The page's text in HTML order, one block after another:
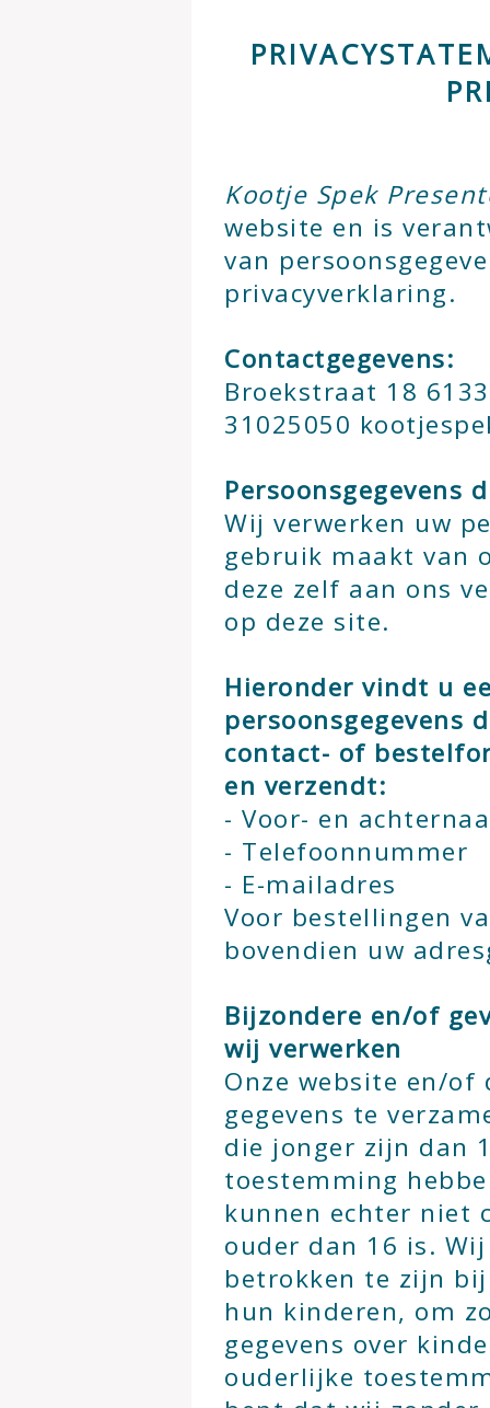
Kootje Spek
website en is
van
privacyverklaring.
Contactgegevens:
Broekstraat 18
31025050
Persoonsgegevens
Wij verwerken uw
gebruik maakt van
deze zelf aan ons
op deze site.
Hieronder vindt u
persoonsgegevens
contact- of
en verzendt:
- Voor- en
- Telefoonnummer
- E-mailadres
Voor bestellingen
bovendien uw
Bijzondere en/of
wij verwerken
Onze website en/
gegevens te
die jonger zijn dan
toestemming
kunnen echter niet
ouder dan 16 is.
betrokken te zijn
hun kinderen, om
gegevens over
ouderlijke